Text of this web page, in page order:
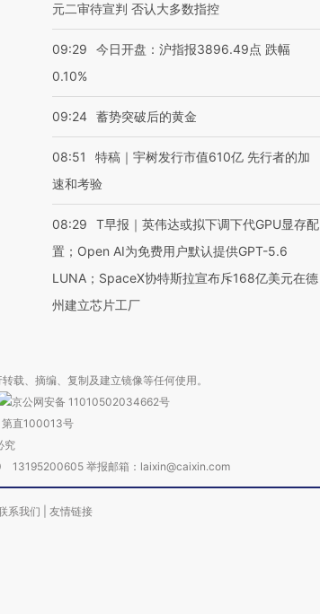
元二审待宣判 否认大多数指控
09:29
今日开盘：沪指报3896.49点 跌幅
0.10%
09:24 蓄势突破后的黄金
08:51
特稿｜宇树发行市值610亿 先行者的加
速和考验
08:29
T早报｜英伟达或拟下调下代GPU显存配
置；Open AI为免费用户默认提供GPT-5.6
LUNA；SpaceX协特斯拉宣布斥168亿美元在德
州建立芯片工厂
载、摘编、复制及建立镜像等任何使用。
京公网安备 11010502034662号
第直100013号
究
13195200605 举报邮箱：laixin@caixin.com
系我们 友情链接